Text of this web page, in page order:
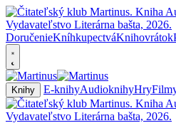
DoručenieKníhkupectváKnihovrátok
Knihy E-knihyAudioknihyHry